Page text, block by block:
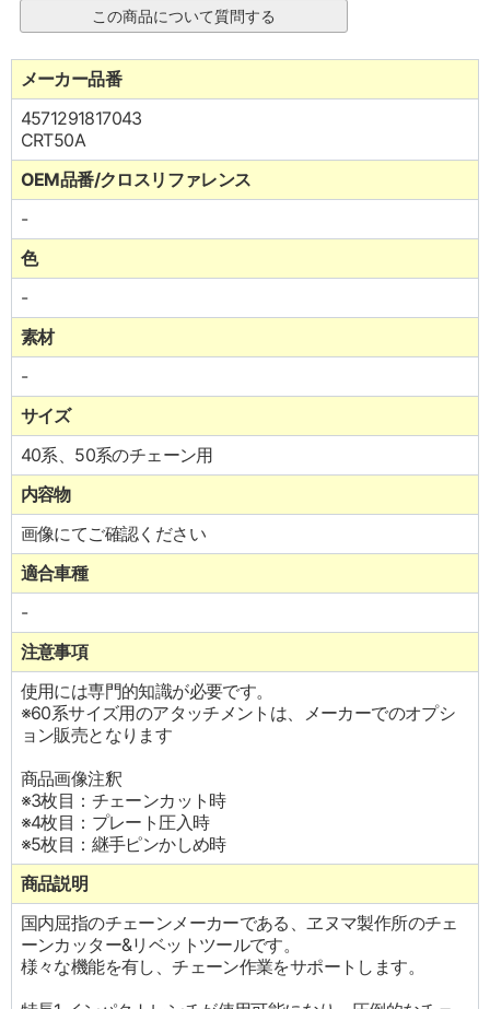
メーカー品番
4571291817043
CRT50A
OEM品番/クロスリファレンス
-
色
-
素材
-
サイズ
40系、50系のチェーン用
内容物
画像にてご確認ください
適合車種
-
注意事項
使用には専門的知識が必要です。
※60系サイズ用のアタッチメントは、メーカーでのオプシ
ョン販売となります
商品画像注釈
※3枚目：チェーンカット時
※4枚目：プレート圧入時
※5枚目：継手ピンかしめ時
商品説明
国内屈指のチェーンメーカーである、ヱヌマ製作所のチェ
ーンカッター&リベットツールです。
様々な機能を有し、チェーン作業をサポートします。